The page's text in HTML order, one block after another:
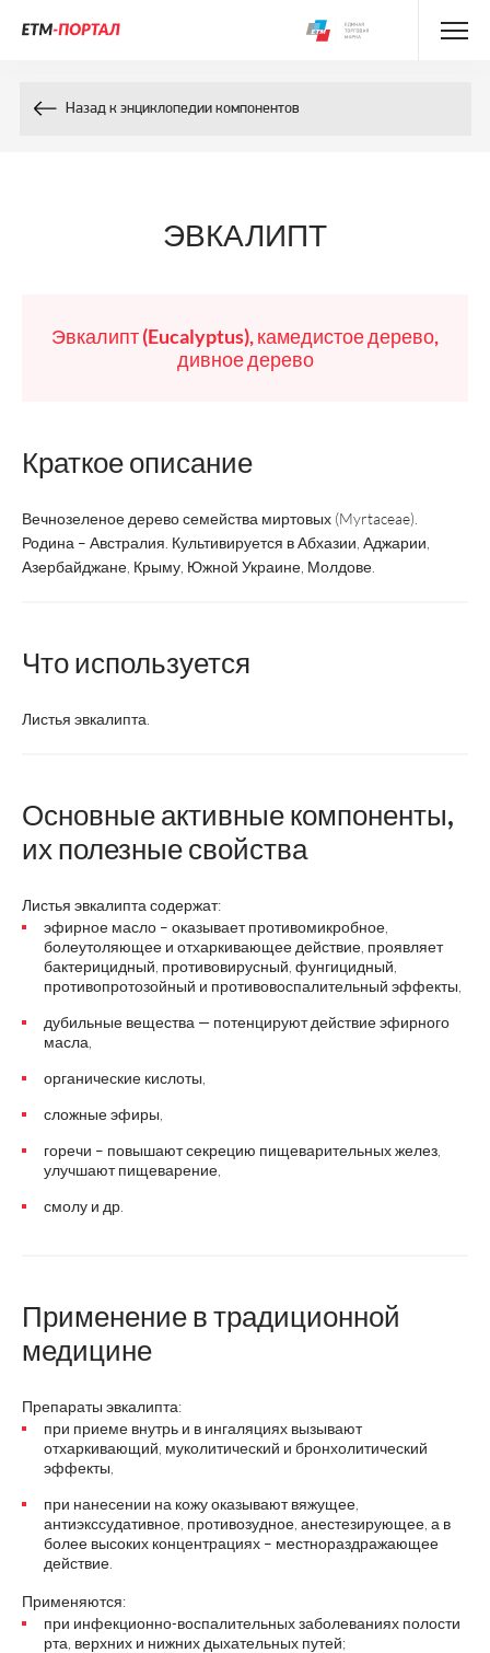
Назад к энциклопедии компонентов
ЭВКАЛИПТ
Эвкалипт (Eucalyptus), камедистое дерево,
дивное дерево
Краткое описание
Вечнозеленое дерево семейства миртовых (Myrtaceae).
Родина – Австралия. Культивируется в Абхазии, Аджарии,
Азербайджане, Крыму, Южной Украине, Молдове.
Что используется
Листья эвкалипта.
Основные активные компоненты,
их полезные свойства
Листья эвкалипта содержат:
эфирное масло – оказывает противомикробное,
болеутоляющее и отхаркивающее действие, проявляет
бактерицидный, противовирусный, фунгицидный,
противопротозойный и противовоспалительный эффекты,
дубильные вещества — потенцируют действие эфирного
масла,
органические кислоты,
сложные эфиры,
горечи – повышают секрецию пищеварительных желез,
улучшают пищеварение,
смолу и др.
Применение в традиционной
медицине
Препараты эвкалипта:
при приеме внутрь и в ингаляциях вызывают
отхаркивающий, муколитический и бронхолитический
эффекты,
при нанесении на кожу оказывают вяжущее,
антиэкссудативное, противозудное, анестезирующее, а в
более высоких концентрациях – местнораздражающее
действие.
Применяются:
при инфекционно-воспалительных заболеваниях полости
рта, верхних и нижних дыхательных путей;